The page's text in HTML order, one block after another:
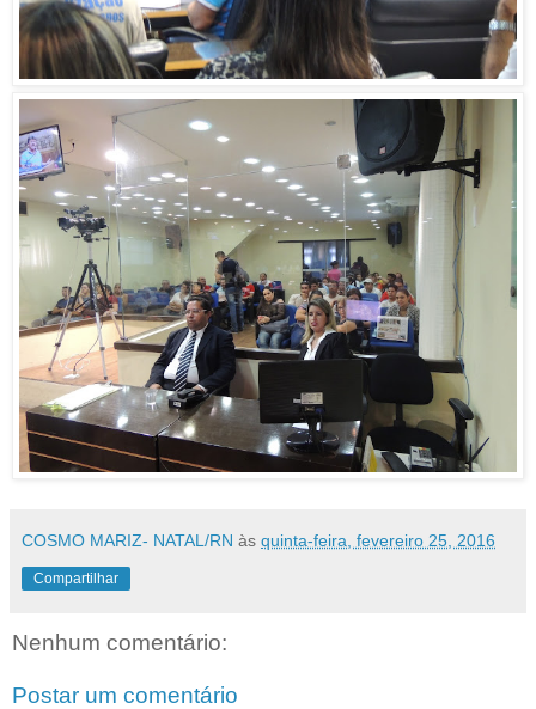
COSMO MARIZ- NATAL/RN às quinta-feira, fevereiro 25, 2016
Compartilhar
Nenhum comentário:
Postar um comentário